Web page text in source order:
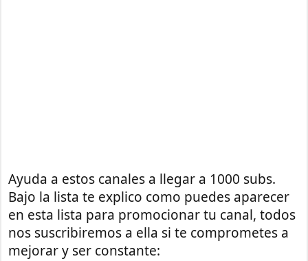
Ayuda a estos canales a llegar a 1000 subs.
Bajo la lista te explico como puedes aparecer
en esta lista para promocionar tu canal, todos
nos suscribiremos a ella si te comprometes a
mejorar y ser constante: